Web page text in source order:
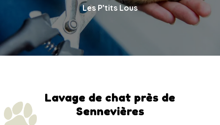
Les P’tits Lous
Lavage de chat près de
Sennevières